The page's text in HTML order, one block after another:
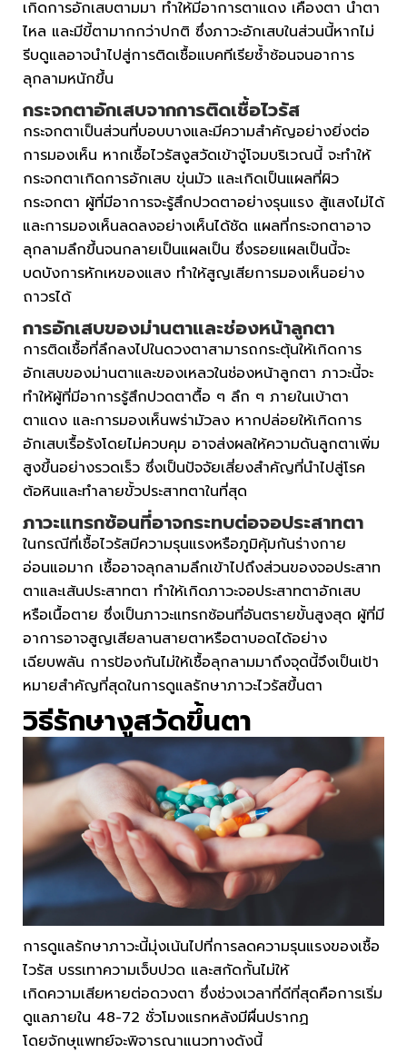
เกิดการอักเสบตามมา ทำให้มีอาการตาแดง เคืองตา น้ำตา
ไหล และมีขี้ตามากกว่าปกติ ซึ่งภาวะอักเสบในส่วนนี้หากไม่
รีบดูแลอาจนำไปสู่การติดเชื้อแบคทีเรียซ้ำซ้อนจนอาการ
ลุกลามหนักขึ้น
กระจกตาอักเสบจากการติดเชื้อไวรัส
กระจกตาเป็นส่วนที่บอบบางและมีความสำคัญอย่างยิ่งต่อ
การมองเห็น หากเชื้อไวรัสงูสวัดเข้าจู่โจมบริเวณนี้ จะทำให้
กระจกตาเกิดการอักเสบ ขุ่นมัว และเกิดเป็นแผลที่ผิว
กระจกตา ผู้ที่มีอาการจะรู้สึกปวดตาอย่างรุนแรง สู้แสงไม่ได้
และการมองเห็นลดลงอย่างเห็นได้ชัด แผลที่กระจกตาอาจ
ลุกลามลึกขึ้นจนกลายเป็นแผลเป็น ซึ่งรอยแผลเป็นนี้จะ
บดบังการหักเหของแสง ทำให้สูญเสียการมองเห็นอย่าง
ถาวรได้
การอักเสบของม่านตาและช่องหน้าลูกตา
การติดเชื้อที่ลึกลงไปในดวงตาสามารถกระตุ้นให้เกิดการ
อักเสบของม่านตาและของเหลวในช่องหน้าลูกตา ภาวะนี้จะ
ทำให้ผู้ที่มีอาการรู้สึกปวดตาตื้อ ๆ ลึก ๆ ภายในเบ้าตา
ตาแดง และการมองเห็นพร่ามัวลง หากปล่อยให้เกิดการ
อักเสบเรื้อรังโดยไม่ควบคุม อาจส่งผลให้ความดันลูกตาเพิ่ม
สูงขึ้นอย่างรวดเร็ว ซึ่งเป็นปัจจัยเสี่ยงสำคัญที่นำไปสู่โรค
ต้อหินและทำลายขั้วประสาทตาในที่สุด
ภาวะแทรกซ้อนที่อาจกระทบต่อจอประสาทตา
ในกรณีที่เชื้อไวรัสมีความรุนแรงหรือภูมิคุ้มกันร่างกาย
อ่อนแอมาก เชื้ออาจลุกลามลึกเข้าไปถึงส่วนของจอประสาท
ตาและเส้นประสาทตา ทำให้เกิดภาวะจอประสาทตาอักเสบ
หรือเนื้อตาย ซึ่งเป็นภาวะแทรกซ้อนที่อันตรายขั้นสูงสุด ผู้ที่มี
อาการอาจสูญเสียลานสายตาหรือตาบอดได้อย่าง
เฉียบพลัน การป้องกันไม่ให้เชื้อลุกลามมาถึงจุดนี้จึงเป็นเป้า
หมายสำคัญที่สุดในการดูแลรักษาภาวะไวรัสขึ้นตา
วิธีรักษางูสวัดขึ้นตา
การดูแลรักษาภาวะนี้มุ่งเน้นไปที่การลดความรุนแรงของเชื้อ
ไวรัส บรรเทาความเจ็บปวด และสกัดกั้นไม่ให้
เกิดความเสียหายต่อดวงตา ซึ่งช่วงเวลาที่ดีที่สุดคือการเริ่ม
ดูแลภายใน 48-72 ชั่วโมงแรกหลังมีผื่นปรากฏ
โดยจักษุแพทย์จะพิจารณาแนวทางดังนี้